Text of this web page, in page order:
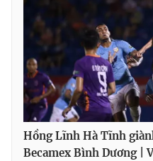
Hồng Lĩnh Hà Tĩnh
Becamex Bình Dương |